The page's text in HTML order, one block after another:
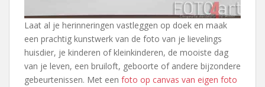
Laat al je herinneringen vastleggen op doek en maak
een prachtig kunstwerk van de foto van je lievelings
huisdier, je kinderen of kleinkinderen, de mooiste dag
van je leven, een bruiloft, geboorte of andere bijzondere
gebeurtenissen. Met een foto op canvas van eigen foto